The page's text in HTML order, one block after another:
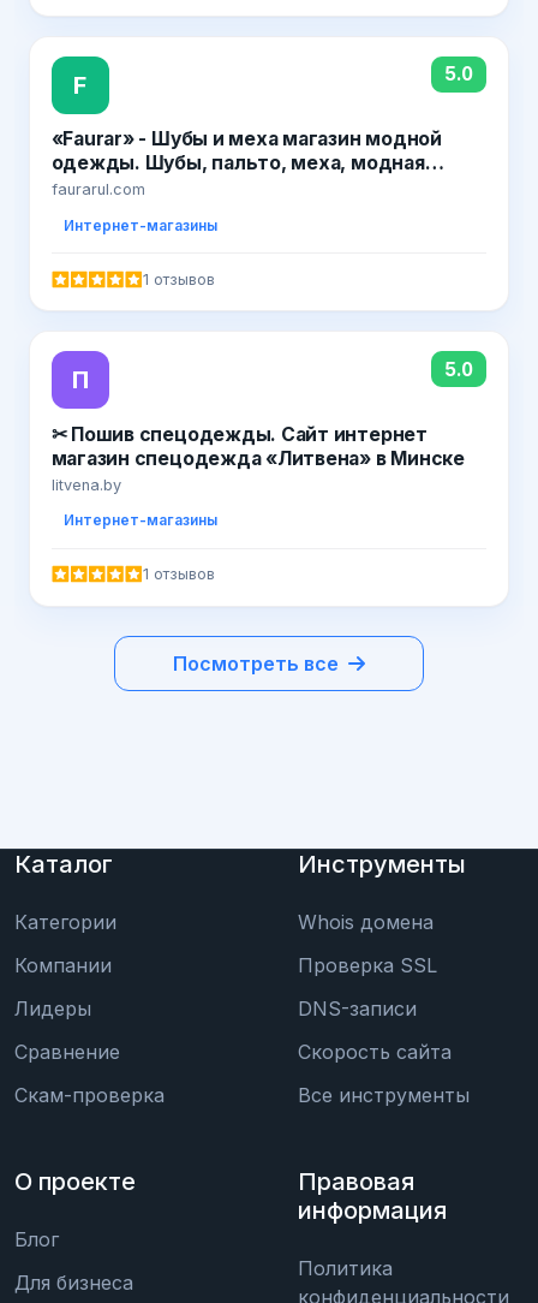
F 5.0
«Faurar» - Шубы и меха магазин модной
одежды. Шубы, пальто, меха, модная
одежда и аксессуары
faurarul.com
Интернет-магазины
1 отзывов
П 5.0
✂ Пошив спецодежды. Сайт интернет
магазин спецодежда «Литвена» в Минске
litvena.by
Интернет-магазины
1 отзывов
Посмотреть все
Каталог
Категории
Компании
Лидеры
Сравнение
Скам-проверка
Инструменты
Whois домена
Проверка SSL
DNS-записи
Скорость сайта
Все инструменты
О проекте
Блог
Для бизнеса
Правовая
информация
Политика
конфиденциальности